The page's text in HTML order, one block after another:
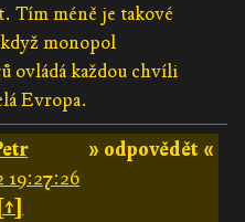
Tím méně je takové
monopol
ovládá každou chvíli
Evropa.
» odpovědět «
19:27:26
[↑]